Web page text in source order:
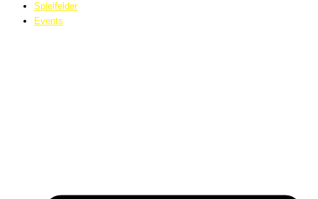
Spielfelder
Events